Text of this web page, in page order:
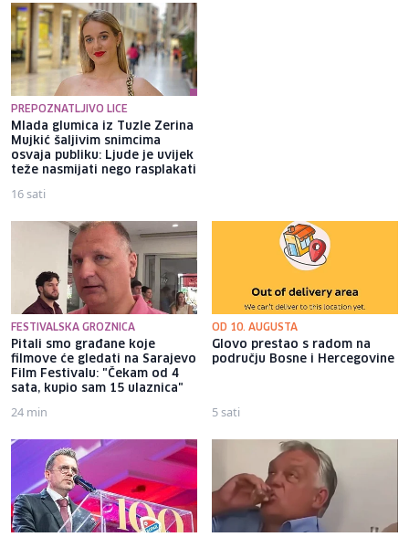
PREPOZNATLJIVO LICE
Mlada glumica iz Tuzle Zerina
Mujkić šaljivim snimcima
osvaja publiku: Ljude je uvijek
teže nasmijati nego rasplakati
16 sati
FESTIVALSKA GROZNICA
Pitali smo građane koje
filmove će gledati na Sarajevo
Film Festivalu: "Čekam od 4
sata, kupio sam 15 ulaznica"
24 min
OD 10. AUGUSTA
Glovo prestao s radom na
području Bosne i Hercegovine
5 sati